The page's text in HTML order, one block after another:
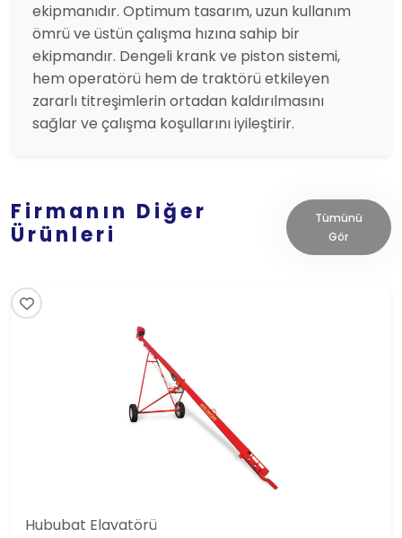
ekipmanıdır. Optimum tasarım, uzun kullanım
ömrü ve üstün çalışma hızına sahip bir
ekipmandır. Dengeli krank ve piston sistemi,
hem operatörü hem de traktörü etkileyen
zararlı titreşimlerin ortadan kaldırılmasını
sağlar ve çalışma koşullarını iyileştirir.
Firmanın Diğer
Ürünleri
Tümünü
Gör
Hububat Elavatörü